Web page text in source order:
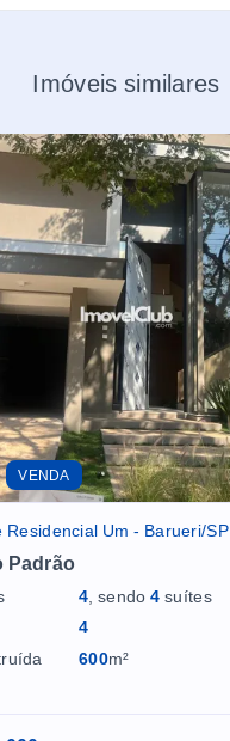
Imóveis similares
VENDA
Residencial Um - Barueri/SP
Padrão
4 , sendo4 suítes
4
600m²